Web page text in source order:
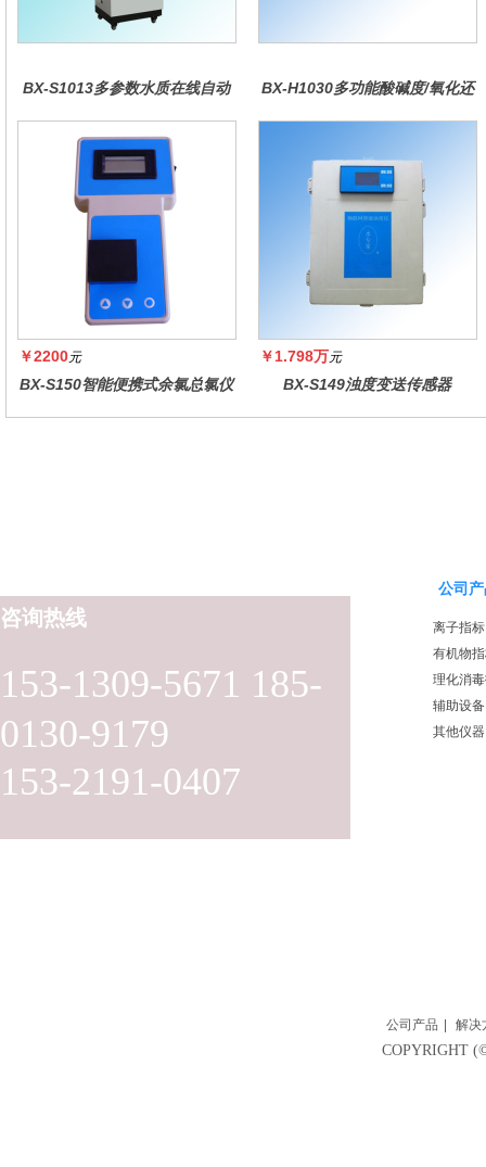
BX-S1013多参数水质在线自动
BX-H1030多功能酸碱度/氧化还
￥2200元
BX-S150智能便携式余氯总氯仪
￥1.798万元
BX-S149浊度变送传感器
153-1309-5671 185-
0130-9179
153-2191-0407
咨询热线
公司
离子指标
有机物
理化消
辅助设备
其他仪器
公司产品 解决
COPYRIGHT